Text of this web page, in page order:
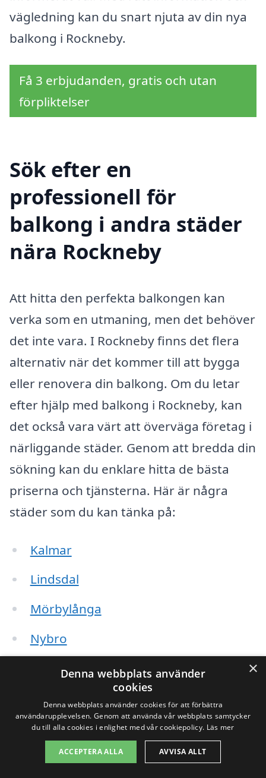
vägledning kan du snart njuta av din nya
balkong i Rockneby.
Få 3 erbjudanden, gratis och utan
förpliktelser
Sök efter en
professionell för
balkong i andra städer
nära Rockneby
Att hitta den perfekta balkongen kan
verka som en utmaning, men det behöver
det inte vara. I Rockneby finns det flera
alternativ när det kommer till att bygga
eller renovera din balkong. Om du letar
efter hjälp med balkong i Rockneby, kan
det också vara värt att överväga företag i
närliggande städer. Genom att bredda din
sökning kan du enklare hitta de bästa
priserna och tjänsterna. Här är några
städer som du kan tänka på:
Kalmar
Lindsdal
Mörbylånga
Nybro
Färjestaden
Borgholm
Öland
Sandvik
×
Denna webbplats använder
cookies
Denna webbplats använder cookies för att förbättra
användarupplevelsen. Genom att använda vår webbplats samtycker
du till alla cookies i enlighet med vår cookiepolicy. Läs mer
ACCEPTERA ALLA AVVISA ALLT